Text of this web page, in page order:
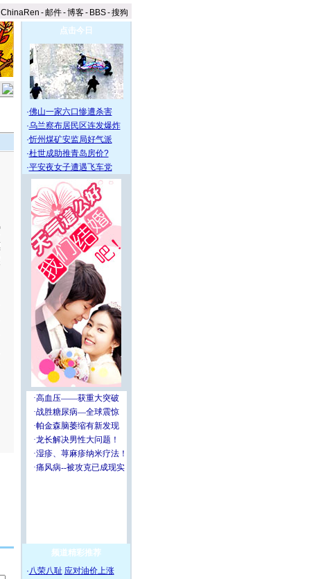
ChinaRen -邮件-博客- BBS-搜狗
点击今日
·佛山一家六口惨遭杀害
·乌兰察布居民区连发爆炸
·忻州煤矿安监局好气派
·杜世成助推青岛房价?
·平安夜女子遭遇飞车党
频道精彩推荐
·八荣八耻 应对油价上涨